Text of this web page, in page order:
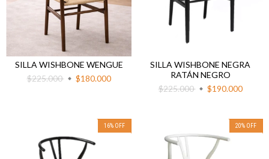
SILLA WISHBONE WENGUE
$225.000
$180.000
SILLA WISHBONE NEGRA
RATÁN NEGRO
$225.000
$190.000
16% OFF 20% OFF